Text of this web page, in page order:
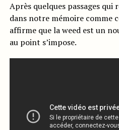
Après quelques passages qui
dans notre mémoire comme
affirme que la weed est un
au point s’impose.